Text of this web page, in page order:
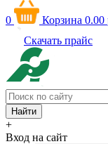
0 Корзина 0.00
Скачать прайс
+
Вход на сайт